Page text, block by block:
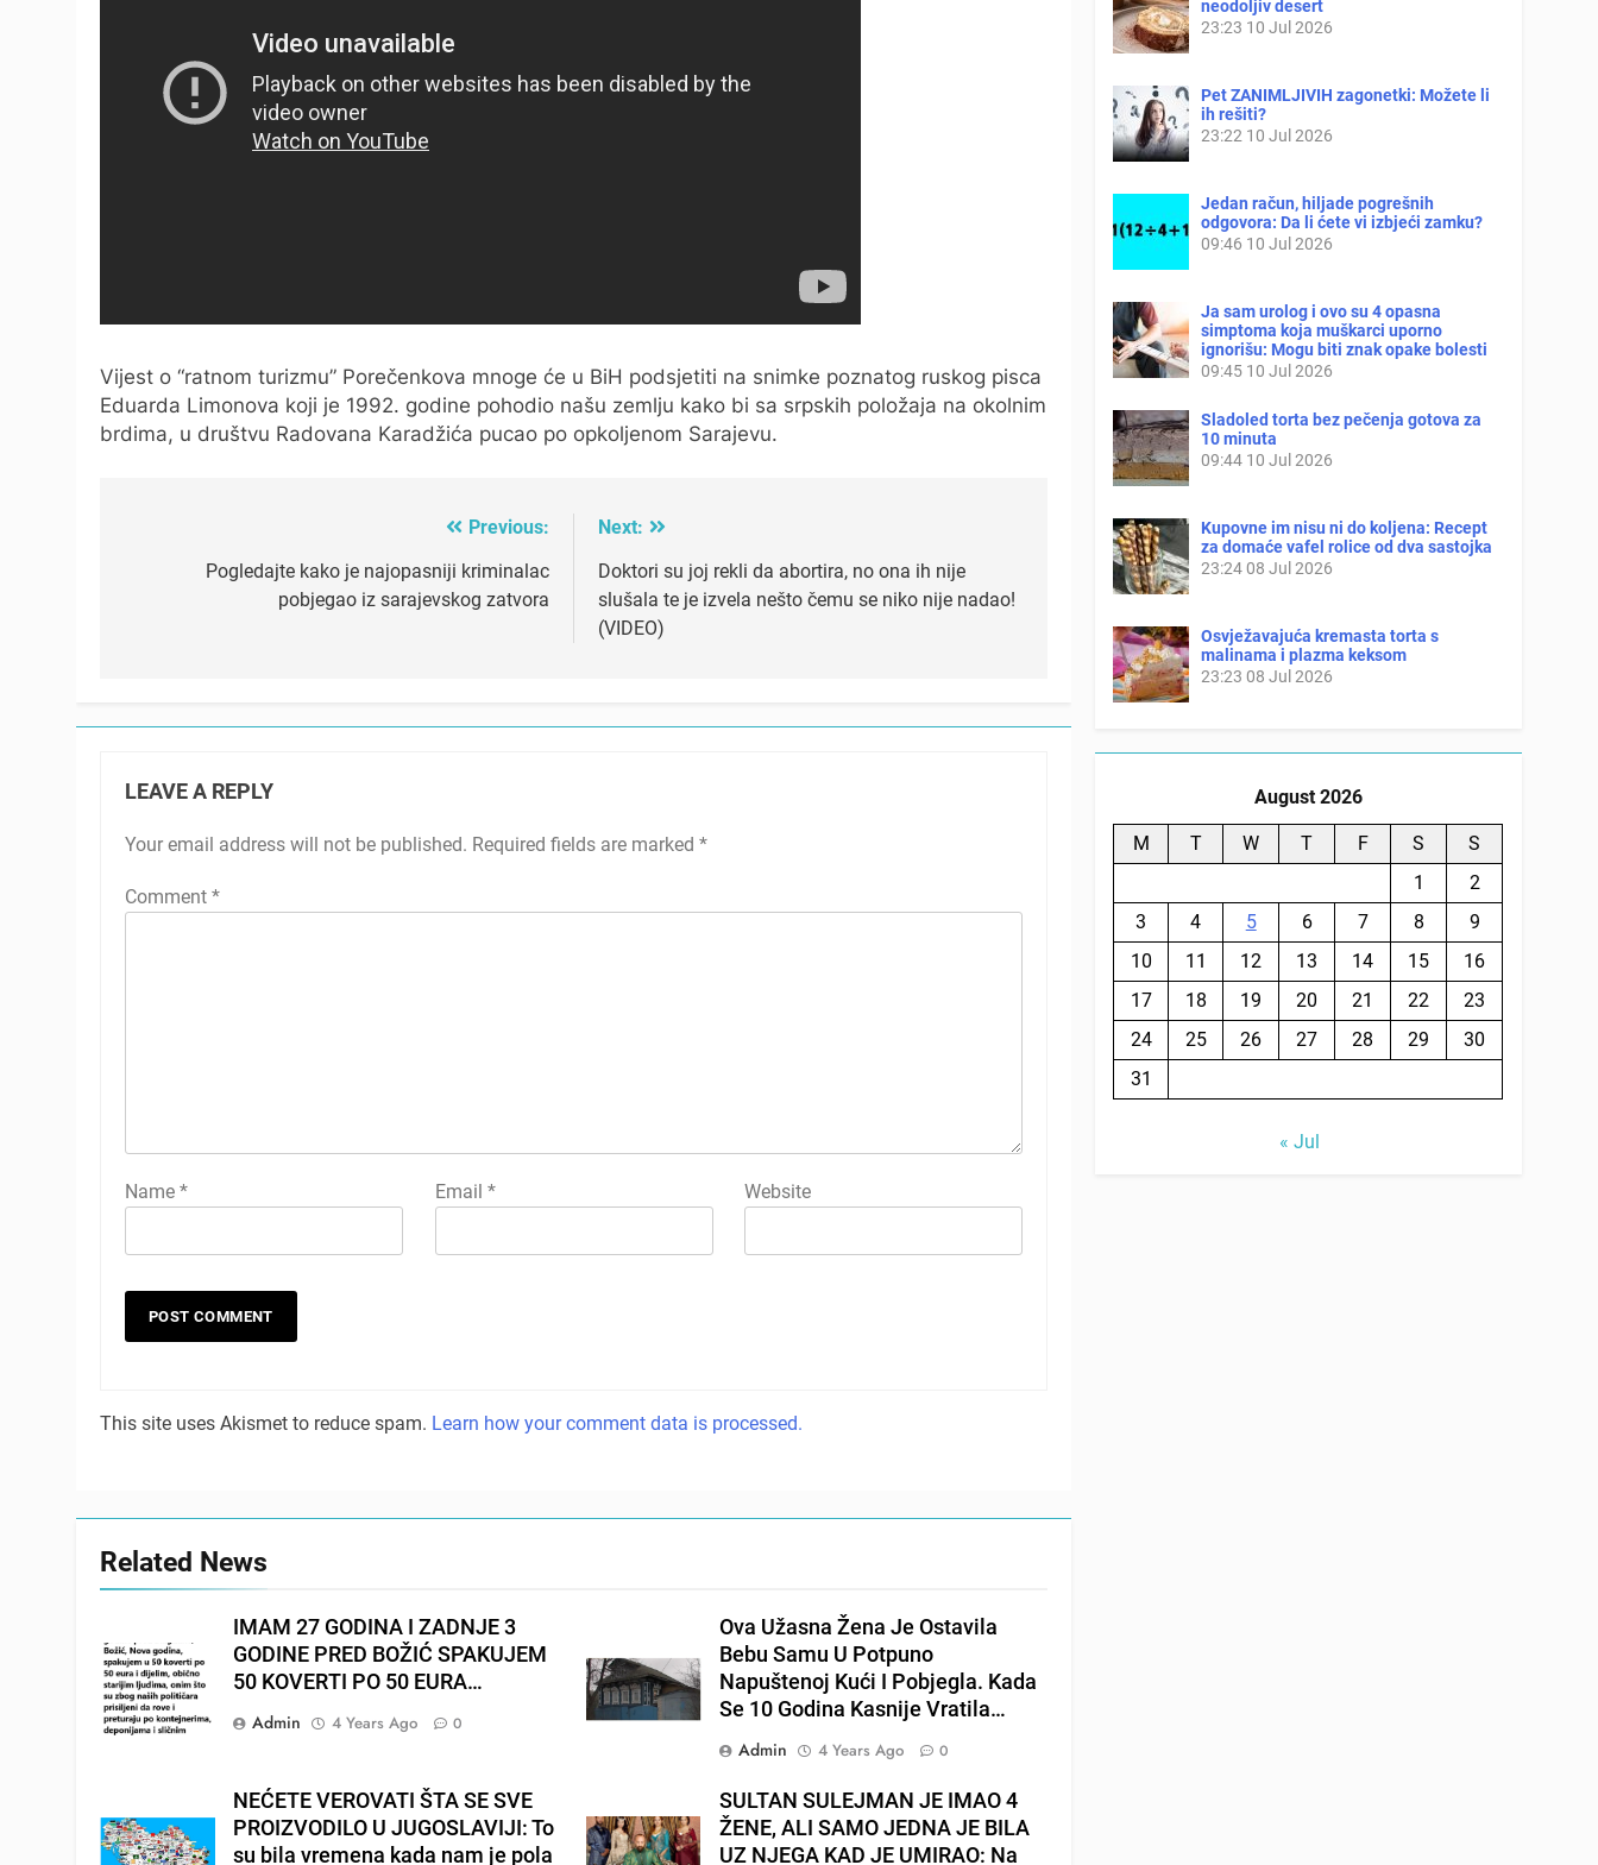
Vijest o “ratnom turizmu” Porečenkova mnoge će u BiH podsjetiti na snimke poznatog ruskog pisca
Eduarda Limonova koji je 1992. godine pohodio našu zemlju kako bi sa srpskih položaja na okolnim
brdima, u društvu Radovana Karadžića pucao po opkoljenom Sarajevu.
navigation
Previous:
Pogledajte kako je najopasniji kriminalac
pobjegao iz sarajevskog zatvora
Next:
Doktori su joj rekli da abortira, no ona ih nije
slušala te je izvela nešto čemu se niko nije nadao!
(VIDEO)
LEAVE A REPLY
Your email address will not be published. Required fields are marked *
Comment *
Name * Email * Website
This site uses Akismet to reduce spam. Learn how your comment data is processed.
Related News
IMAM 27 GODINA I ZADNJE 3
GODINE PRED BOŽIĆ SPAKUJEM
50 KOVERTI PO 50 EURA…
Admin
4 Years Ago 0
Ova Užasna Žena Je Ostavila
Bebu Samu U Potpuno
Napuštenoj Kući I Pobjegla. Kada
Se 10 Godina Kasnije Vratila…
Admin
4 Years Ago 0
NEĆETE VEROVATI ŠTA SE SVE
PROIZVODILO U JUGOSLAVIJI: To
su bila vremena kada nam je pola
SULTAN SULEJMAN JE IMAO 4
ŽENE, ALI SAMO JEDNA JE BILA
UZ NJEGA KAD JE UMIRAO: Na
neodoljiv desert
23:23 10 Jul 2026
Pet ZANIMLJIVIH zagonetki: Možete li
ih rešiti?
23:22 10 Jul 2026
Jedan račun, hiljade pogrešnih
odgovora: Da li ćete vi izbjeći zamku?
09:46 10 Jul 2026
Ja sam urolog i ovo su 4 opasna
simptoma koja muškarci uporno
ignorišu: Mogu biti znak opake bolesti
09:45 10 Jul 2026
Sladoled torta bez pečenja gotova za
10 minuta
09:44 10 Jul 2026
Kupovne im nisu ni do koljena: Recept
za domaće vafel rolice od dva sastojka
23:24 08 Jul 2026
Osvježavajuća kremasta torta s
malinama i plazma keksom
23:23 08 Jul 2026
August 2026
M T W T F S
S
1
2
3
4 5 6 7 8
9
10
11 12 13 14 15
16
17
18 19 20 21 22
23
24
25 26 27 28 29
30
31
« Jul